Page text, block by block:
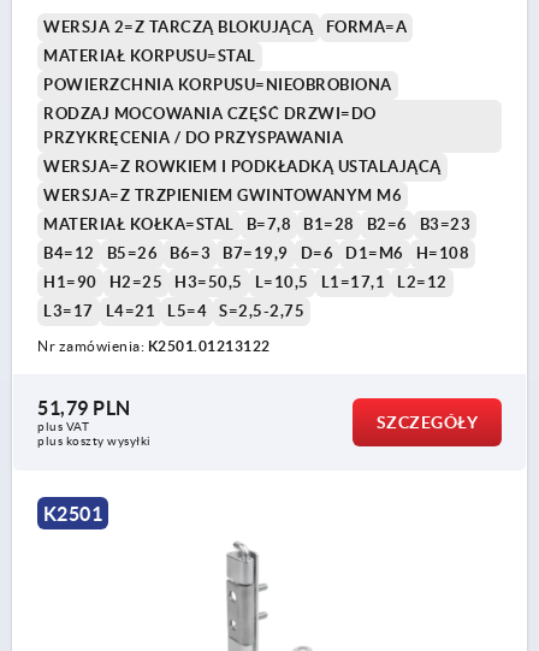
WERSJA 2=Z TARCZĄ BLOKUJĄCĄ
FORMA=A
MATERIAŁ KORPUSU=STAL
POWIERZCHNIA KORPUSU=NIEOBROBIONA
RODZAJ MOCOWANIA CZĘŚĆ DRZWI=DO
PRZYKRĘCENIA / DO PRZYSPAWANIA
WERSJA=Z ROWKIEM I PODKŁADKĄ USTALAJĄCĄ
WERSJA=Z TRZPIENIEM GWINTOWANYM M6
MATERIAŁ KOŁKA=STAL
B=7,8 B1=28 B2=6
B3=23
B4=12
B5=26 B6=3 B7=19,9 D=6 D1=M6
H=108
H1=90
H2=25 H3=50,5 L=10,5 L1=17,1
L2=12
L3=17
L4=21 L5=4 S=2,5-2,75
Nr zamówienia: K2501.01213122
51,79 PLN
plus VAT
plus koszty wysyłki
SZCZEGÓŁY
K2501